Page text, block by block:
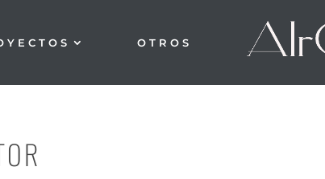
OTROS